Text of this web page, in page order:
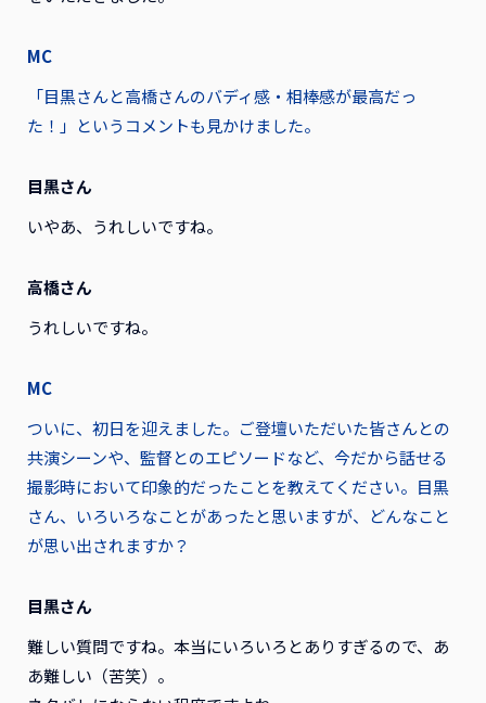
MC
「目黒さんと高橋さんのバディ感・相棒感が最高だっ
た！」というコメントも見かけました。
目黒さん
いやあ、うれしいですね。
高橋さん
うれしいですね。
MC
ついに、初日を迎えました。ご登壇いただいた皆さんとの
共演シーンや、監督とのエピソードなど、今だから話せる
撮影時において印象的だったことを教えてください。目黒
さん、いろいろなことがあったと思いますが、どんなこと
が思い出されますか？
目黒さん
難しい質問ですね。本当にいろいろとありすぎるので、あ
あ難しい（苦笑）。